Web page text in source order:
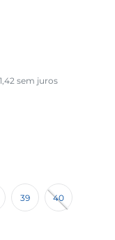
,42sem juros
39 40